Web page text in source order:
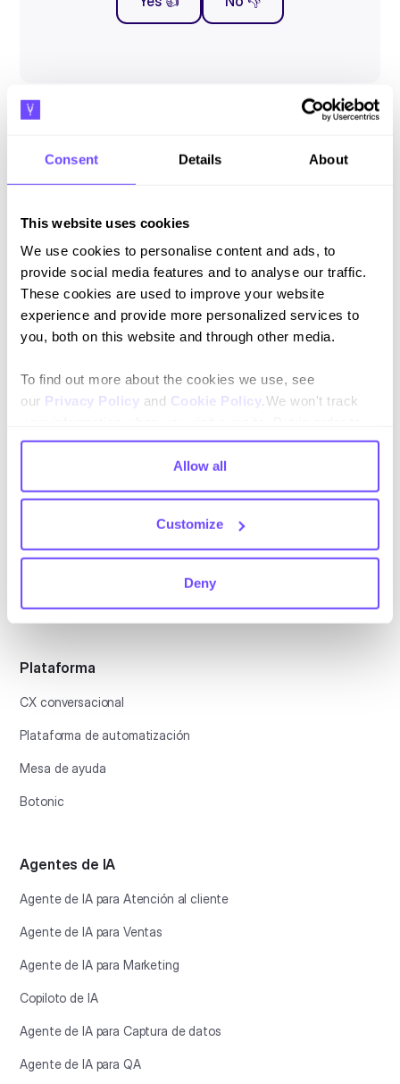
Consent Details About
This website uses cookies
We use cookies to personalise content and ads, to
provide social media features and to analyse our traffic.
These cookies are used to improve your website
experience and provide more personalized services to
you, both on this website and through other media.
To find out more about the cookies we use, see
our Privacy Policy and Cookie Policy.We won't track
comply with your preferences, we'll have to use just one
tiny cookie so that you're not asked to make this choice
again.
Allow all
Customize
Deny
Suscríbete a nuestro newsletter
Al suscribirte aceptas nuestrasPolítica de privacidady das
consentimiento para recibir actualizaciones de nuestra empresa.
Plataforma
CX conversacional
Plataforma de automatización
Mesa de ayuda
Botonic
Agentes de IA
Agente de IA para Atención al cliente
Agente de IA para Ventas
Agente de IA para Marketing
Copiloto de IA
Agente de IA para Captura de datos
Agente de IA para QA
Idioma